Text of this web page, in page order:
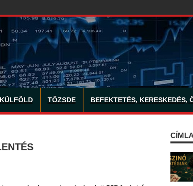
KÜLFÖLD TŐZSDE BEFEKTETÉS, KERESKEDÉS,